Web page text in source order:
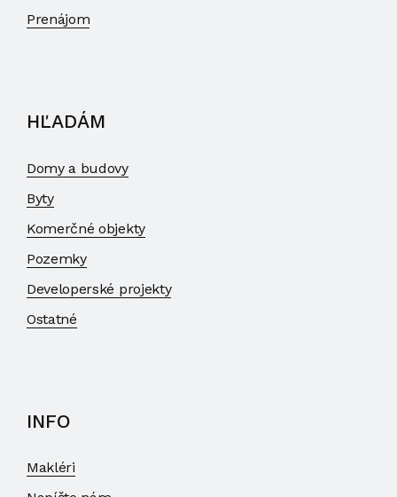
Prenájom
HĽADÁM
Domy a budovy
Byty
Komerčné objekty
Pozemky
Developerské projekty
Ostatné
INFO
Makléri